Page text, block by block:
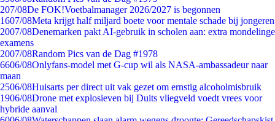
207/08De FOK!Voetbalmanager 2026/2027 is begonnen
1607/08Meta krijgt half miljard boete voor mentale schade bij jongeren
2007/08Denemarken pakt AI-gebruik in scholen aan: extra mondelinge
examens
2007/08Random Pics van de Dag #1978
6606/08Onlyfans-model met G-cup wil als NASA-ambassadeur naar
maan
2506/08Huisarts per direct uit vak gezet om ernstig alcoholmisbruik
1906/08Drone met explosieven bij Duits vliegveld voedt vrees voor
hybride aanval